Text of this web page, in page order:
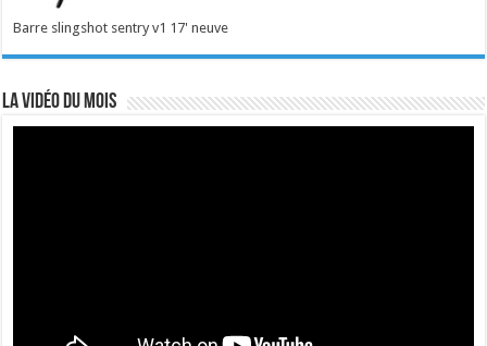
Barre slingshot sentry v1 17' neuve
La vidéo du mois